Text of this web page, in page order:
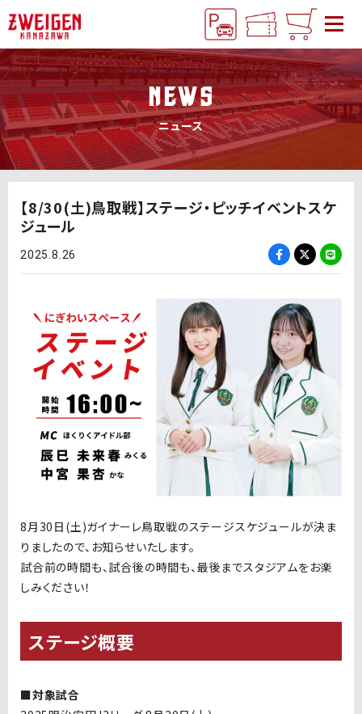
NEWS
ニュース
【8/30(土)鳥取戦】ステージ・ピッチイベントスケ
ジュール
2025.8.26
8月30日(土)ガイナーレ鳥取戦のステージスケジュールが決ま
りましたので、お知らせいたします。
試合前の時間も、試合後の時間も、最後までスタジアムをお楽
しみください！
ステージ概要
■対象試合